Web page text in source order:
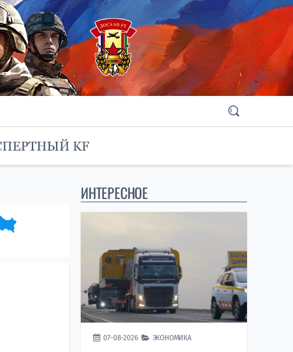
ИНТЕРЕСНОЕ
07-08-2026 ЭКОНОМИКА